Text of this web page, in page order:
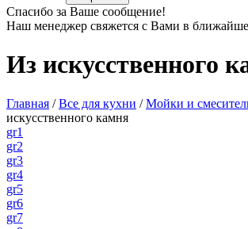
Спасибо за Ваше сообщение!
Наш менеджер свяжется с Вами в
Из искусственного
Главная /Все для кухни /Мойки и
искусственного камня
gr1
gr2
gr3
gr4
gr5
gr6
gr7